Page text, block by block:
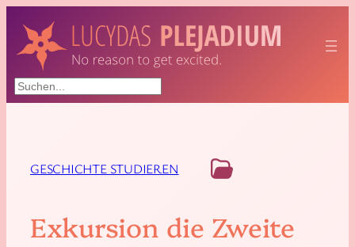
Suchen
GESCHICHTE STUDIEREN
Exkursion die Zweite